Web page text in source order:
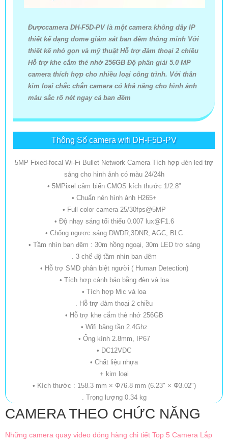
Đượccamera DH-F5D-PV là một camera không dây IP
thiết kế dạng dome giám sát ban đêm thông minh Với
thiết kế nhỏ gọn và mỹ thuật Hỗ trợ đàm thoại 2 chiều
Hỗ trợ khe cắm thẻ nhớ 256GB Độ phân giải 5.0 MP
camera thích hợp cho nhiều loại công trình. Với thân
kim loại chắc chắn camera có khả năng cho hình ảnh
màu sắc rõ nét ngay cả ban đêm
Thông Số camera wifi DH-F5D-PV
5MP Fixed-focal Wi-Fi Bullet Network Camera Tích hợp đèn led trợ
sáng cho hình ảnh có màu 24/24h
• 5MPixel cảm biến CMOS kích thước 1/2.8”
• Chuẩn nén hình ảnh H265+
• Full color camera 25/30fps@5MP
• Độ nhạy sáng tối thiểu 0.007 lux@F1.6
• Chống ngược sáng DWDR,3DNR, AGC, BLC
• Tầm nhìn ban đêm : 30m hồng ngoại, 30m LED trợ sáng
. 3 chế độ tầm nhìn ban đêm
• Hỗ trợ SMD phân biệt người ( Human Detection)
• Tích hợp cảnh báo bằng đèn và loa
• Tích hợp Mic và loa
. Hỗ trợ đàm thoại 2 chiều
• Hỗ trợ khe cắm thẻ nhớ 256GB
• Wifi băng tần 2.4Ghz
• Ống kính 2.8mm, IP67
• DC12VDC
• Chất liệu nhựa
+ kim loại
• Kích thước : 158.3 mm × Φ76.8 mm (6.23" × Φ3.02")
. Trọng lượng 0.34 kg
CAMERA THEO CHỨC NĂNG
Những camera quay video đóng hàng chi tiết Top 5 Camera Lắp